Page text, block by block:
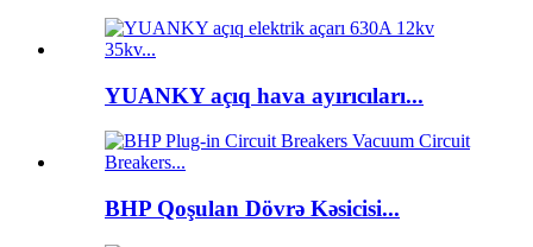
YUANKY açıq hava ayırıcıları...
BHP Qoşulan Dövrə Kəsicisi...